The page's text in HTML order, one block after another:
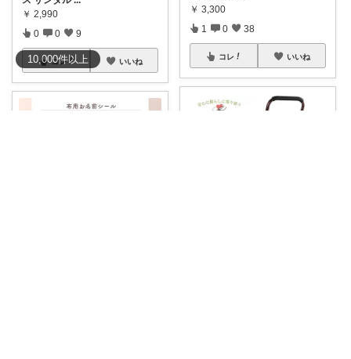
10,000件以上
￥ 2,990
0 0 9
コレ いいね
￥ 3,300
1 0 38
コレ いいね